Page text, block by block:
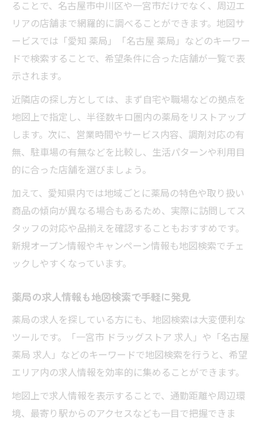
ることで、名古屋市中川区や一宮市だけでなく、周辺エ
リアの店舗まで網羅的に調べることができます。地図サ
ービスでは「愛知 薬局」「名古屋 薬局」などのキーワー
ドで検索することで、希望条件に合った店舗が一覧で表
示されます。
近隣店の探し方としては、まず自宅や職場などの拠点を
地図上で指定し、半径数キロ圏内の薬局をリストアップ
します。次に、営業時間やサービス内容、調剤対応の有
無、駐車場の有無などを比較し、生活パターンや利用目
的に合った店舗を選びましょう。
加えて、愛知県内では地域ごとに薬局の特色や取り扱い
商品の傾向が異なる場合もあるため、実際に訪問してス
タッフの対応や品揃えを確認することもおすすめです。
新規オープン情報やキャンペーン情報も地図検索でチェ
ックしやすくなっています。
薬局の求人情報も地図検索で手軽に発見
薬局の求人を探している方にも、地図検索は大変便利な
ツールです。「一宮市 ドラッグストア 求人」や「名古屋
薬局 求人」などのキーワードで地図検索を行うと、希望
エリア内の求人情報を効率的に集めることができます。
地図上で求人情報を表示することで、通勤距離や周辺環
境、最寄り駅からのアクセスなども一目で把握できま